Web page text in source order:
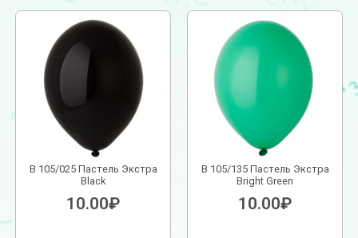
В 105/025 Пастель Экстра
Black
10.00₽
В 105/135 Пастель Экстра
Bright Green
10.00₽